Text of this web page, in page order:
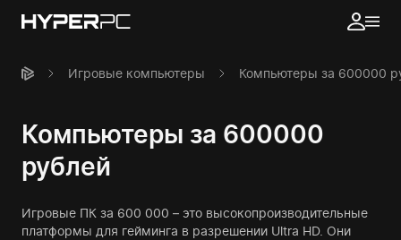
Игровые компьютеры Компьютеры за 600000
Компьютеры за 600000
рублей
Игровые ПК за 600 000 – это высокопроизводительные
платформы для гейминга в разрешении Ultra HD. Они